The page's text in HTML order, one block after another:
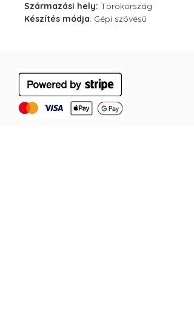
Származási hely: Törökország
Készítés módja: Gépi szövésű